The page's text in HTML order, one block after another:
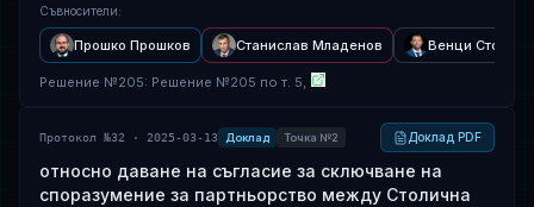
Съвносители:
Прошко Прошков Станислав Младенов Венци Стойчев
Решение №205: Решение №205 по т. 5,
Протокол №32 · 2025-03-13 Доклад Точка №2 Доклад PDF
относно даване на съгласие за сключване на
споразумение за партньорство между Столична